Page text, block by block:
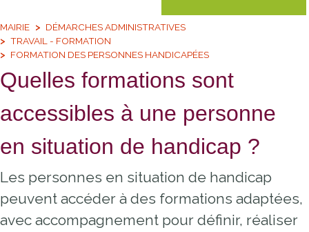
MAIRIE
DÉMARCHES ADMINISTRATIVES
TRAVAIL - FORMATION
FORMATION DES PERSONNES HANDICAPÉES
Quelles formations sont
accessibles à une personne
en situation de handicap ?
Les personnes en situation de handicap
peuvent accéder à des formations adaptées,
avec accompagnement pour définir, réaliser